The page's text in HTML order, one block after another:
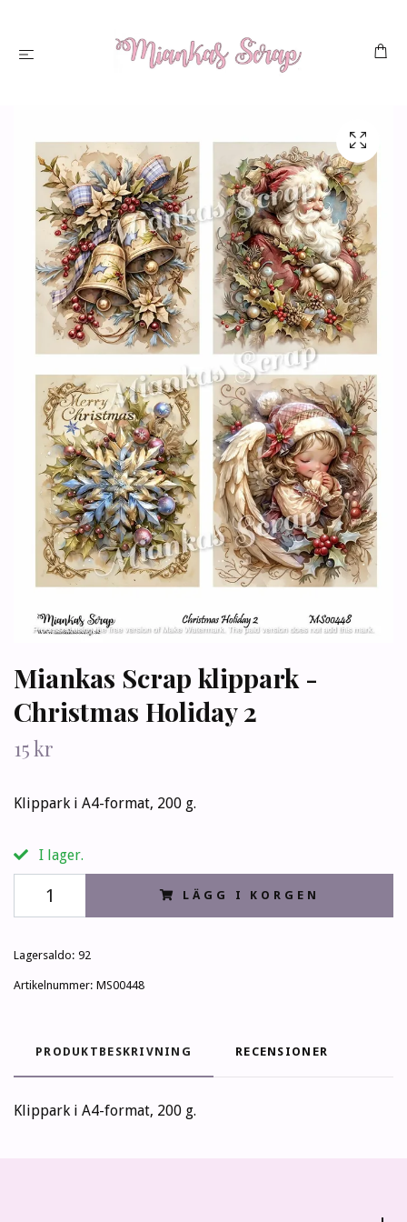
Miankas Scrap klippark -
Christmas Holiday 2
15 kr
Klippark i A4-format, 200 g.
I lager.
LÄGG I KORGEN
Lagersaldo: 92
Artikelnummer: MS00448
PRODUKTBESKRIVNING RECENSIONER
Klippark i A4-format, 200 g.